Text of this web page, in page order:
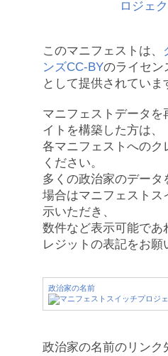
このマニフェストは、
ンズCC-BYのライセン
として提供されていま
マニフェストデータを
イトを構築した方は、
各マニフェストへのク
ください。
多くの政治家のデータ
場合はマニフェストス
示いただき、
数件など表示可能であ
レジットの表記をお願
政治家の名前
政治家の名前のリンク